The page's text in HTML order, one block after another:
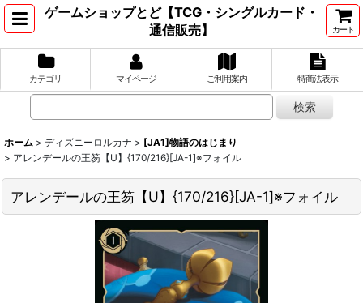
ゲームショップとど【TCG・シングルカード・
通信販売】
カート
カテゴリ マイページ ご利用案内 特商法表示
ホーム > ディズニーロルカナ > [JA1]物語のはじまり
> アレンデールの王笏【U】{170/216}[JA-1]※フォイル
アレンデールの王笏【U】{170/216}[JA-1]※フォイル